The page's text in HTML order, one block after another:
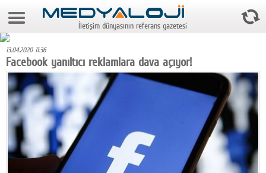
6 Ağustos 2026 21:03:28
Foto Galeri
Video Galeri
Gazeteler
Medya
Reyting-tiraj
İletişim dünyasının referans gazetesi
13.04.2020 11:36
Facebook yanıltıcı reklamlara dava açıyor!